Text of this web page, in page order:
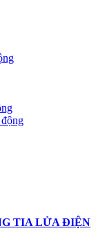
TIA LỬA ĐIỆN